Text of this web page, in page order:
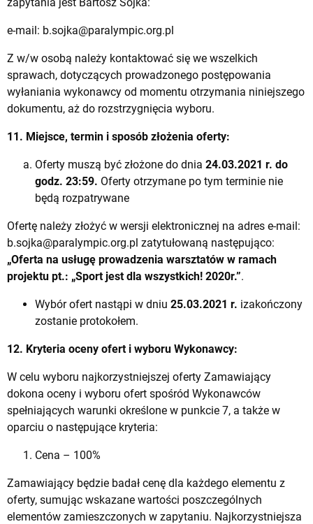
e-mail: b.sojka@paralympic.org.pl
Z w/w osobą należy kontaktować się we wszelkich
sprawach, dotyczących prowadzonego postępowania
wyłaniania wykonawcy od momentu otrzymania niniejszego
dokumentu, aż do rozstrzygnięcia wyboru.
11. Miejsce, termin i sposób złożenia oferty:
Oferty muszą być złożone do dnia 24.03.2021 r. do
godz. 23:59. Oferty otrzymane po tym terminie nie
będą rozpatrywane
Ofertę należy złożyć w wersji elektronicznej na adres e-mail:
b.sojka@paralympic.org.pl zatytułowaną następująco:
„Oferta na usługę prowadzenia warsztatów w ramach
projektu pt.: „Sport jest dla wszystkich! 2020r.”.
Wybór ofert nastąpi w dniu 25.03.2021 r. izakończony
zostanie protokołem.
12. Kryteria oceny ofert i wyboru Wykonawcy:
W celu wyboru najkorzystniejszej oferty Zamawiający
dokona oceny i wyboru ofert spośród Wykonawców
spełniających warunki określone w punkcie 7, a także w
oparciu o następujące kryteria:
Cena – 100%
Zamawiający będzie badał cenę dla każdego elementu z
oferty, sumując wskazane wartości poszczególnych
elementów zamieszczonych w zapytaniu. Najkorzystniejsza